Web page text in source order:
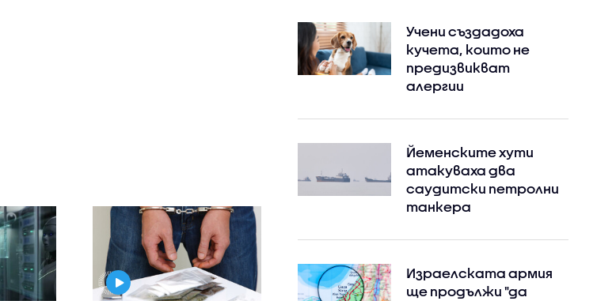
Учени създадоха
кучета, които не
предизвикват
алергии
Йеменските хути
атакуваха два
саудитски петролни
танкера
Израелската армия
ще продължи "да